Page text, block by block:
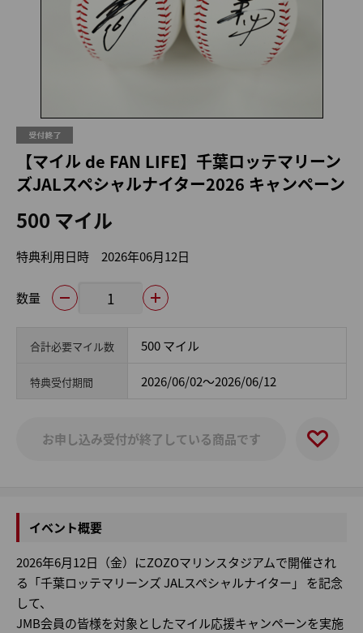
【マイル de FAN LIFE】千葉ロッテマリーン
ズJALスペシャルナイター2026 キャンペーン
500 マイル
特典利用日時 2026年06月12日
数量
合計必要マイル数 500 マイル
特典受付期間 2026/06/02～2026/06/12
お申し込み受付が終了している商品です
イベント概要
2026年6月12日（金）にZOZOマリンスタジアムで開催され
る「千葉ロッテマリーンズ JALスペシャルナイター」 を記念
して、
JMB会員の皆様を対象としたマイル応援キャンペーンを実施